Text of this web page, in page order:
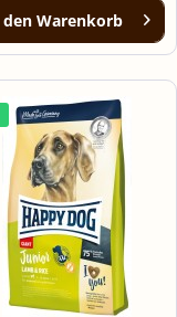
Warenkorb